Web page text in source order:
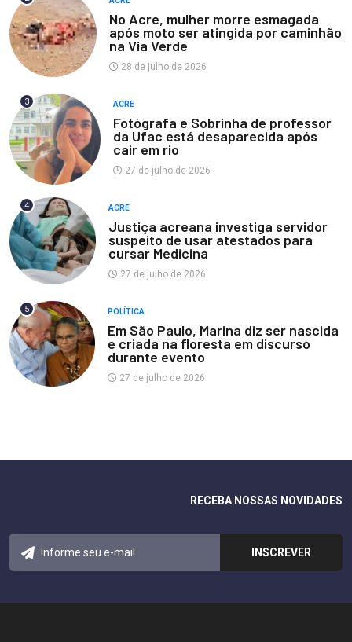
No Acre, mulher morre esmagada
após moto ser atingida por caminhão
na Via Verde
28 de julho de 2026
3 ACRE
Fotógrafa e Sobrinha de professor
da Ufac está desaparecida após
cair em rio
27 de julho de 2026
4 ACRE
Justiça acreana investiga servidor
suspeito de usar atestados para
cursar Medicina
27 de julho de 2026
5 POLÍTICA
Em São Paulo, Marina diz ser nascida
e criada na floresta em discurso
durante evento
27 de julho de 2026
RECEBA NOSSAS NOVIDADES